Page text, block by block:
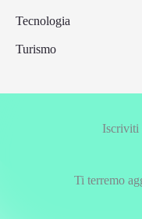
Tecnologia
Turismo
Iscriviti
Ti terremo